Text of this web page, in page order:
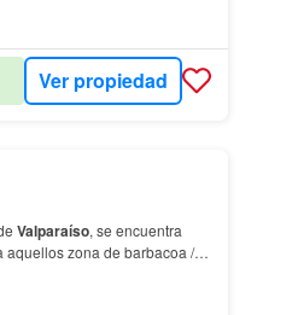
Ver propiedad
Valparaíso, se encuentra
aquellos zona de barbacoa /